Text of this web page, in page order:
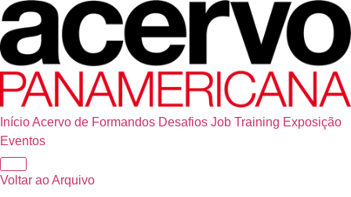
InícioAcervo de Formandos Desafios Job Training Exposição
Eventos
Voltar ao Arquivo